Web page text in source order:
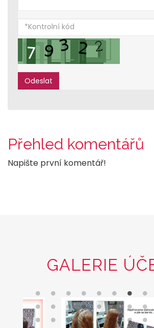
Přehled komentářů
Napište první komentář!
GALERIE